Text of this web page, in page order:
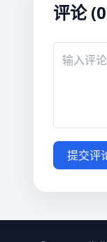
评论
提交评